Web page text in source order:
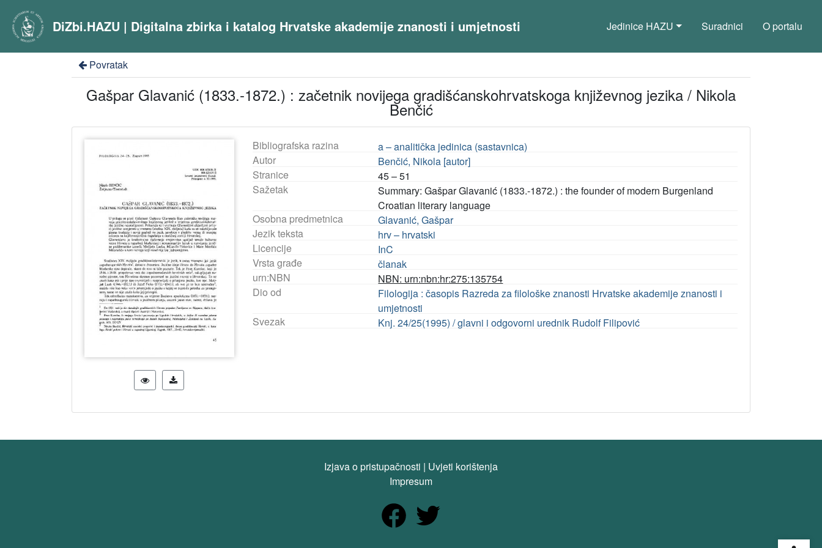
DiZbi.HAZU | Digitalna zbirka i katalog Hrvatske akademije znanosti i umjetnosti Jedinice HAZU Suradnici O portalu
Povratak
Gašpar Glavanić (1833.-1872.) : začetnik novijega gradišćanskohrvatskoga književnog jezika / Nikola
Benčić
Bibliografska razina
a – analitička jedinica (sastavnica)
Autor
Benčić, Nikola [autor]
Stranice
45 – 51
Sažetak
Summary: Gašpar Glavanić (1833.-1872.) : the founder of modern Burgenland
Croatian literary language
Osobna predmetnica
Glavanić, Gašpar
Jezik teksta
hrv – hrvatski
Licencije
InC
Vrsta građe
članak
urn:NBN
NBN: urn:nbn:hr:275:135754
Dio od
Filologija : časopis Razreda za filološke znanosti Hrvatske akademije znanosti i
umjetnosti
Svezak
Knj. 24/25(1995) / glavni i odgovorni urednik Rudolf Filipović
Izjava o pristupačnosti | Uvjeti korištenja
Impresum